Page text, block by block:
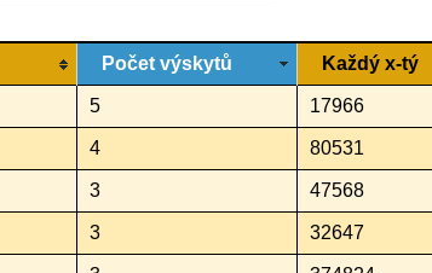
Počet výskytů Každý x-tý
5 17966
4 80531
3 47568
3 32647